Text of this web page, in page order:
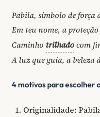
Pabila, símbolo de força
Em teu nome, a
Caminho trilhadocom
A luz que guia, a beleza
4 motivos para escolher
Originalidade: